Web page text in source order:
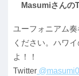
Masumiさんの
ユーフォニアム
ください。ハワ
よ！！
Twitter